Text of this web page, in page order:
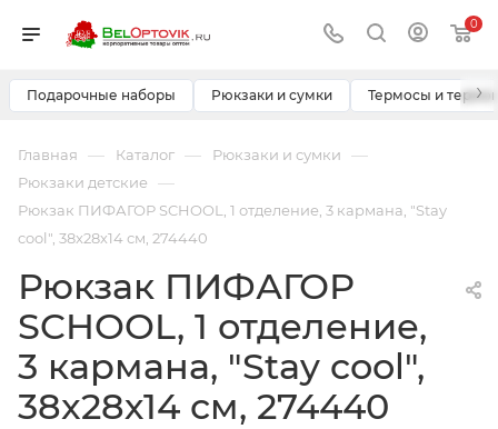
0
Подарочные наборы Рюкзаки и сумки Термосы и ›
Главная — Каталог — Рюкзаки и сумки —
Рюкзаки детские —
Рюкзак ПИФАГОР SCHOOL, 1 отделение, 3 кармана, "Stay
cool", 38x28х14 см, 274440
Рюкзак ПИФАГОР
SCHOOL, 1 отделение,
3 кармана, "Stay cool",
38x28х14 см, 274440